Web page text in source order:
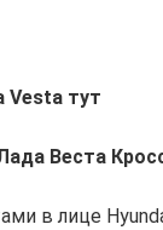
Vesta тут
Веста
в лице